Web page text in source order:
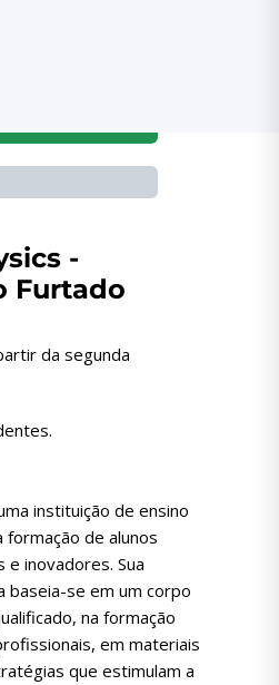
-
Furtado
da segunda
instituição de ensino
de alunos
inovadores. Sua
baseia-se em um corpo
na formação
em materiais
que estimulam a